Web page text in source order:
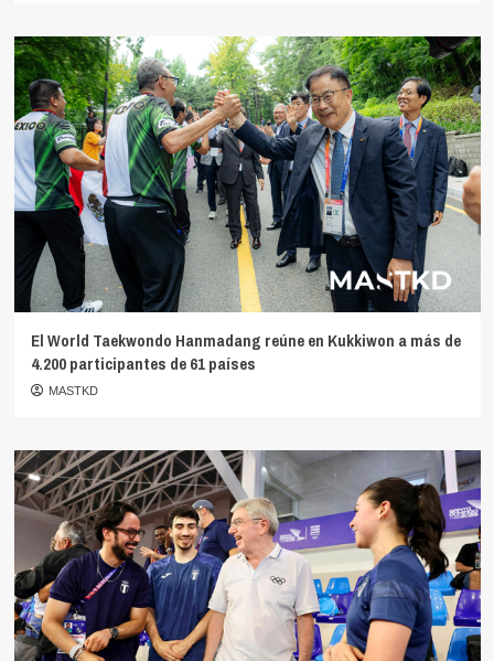
El World Taekwondo Hanmadang reúne en Kukkiwon a más de
4.200 participantes de 61 países
MASTKD